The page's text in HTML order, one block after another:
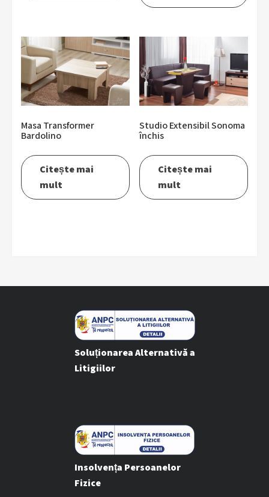
Masa Transformer
Bardolino
Citește mai
mult
Studio Extensibil Sonoma
închis
Citește mai
mult
Soluționarea Alternativă a
Litigiilor
Insolvența Persoanelor
Fizice